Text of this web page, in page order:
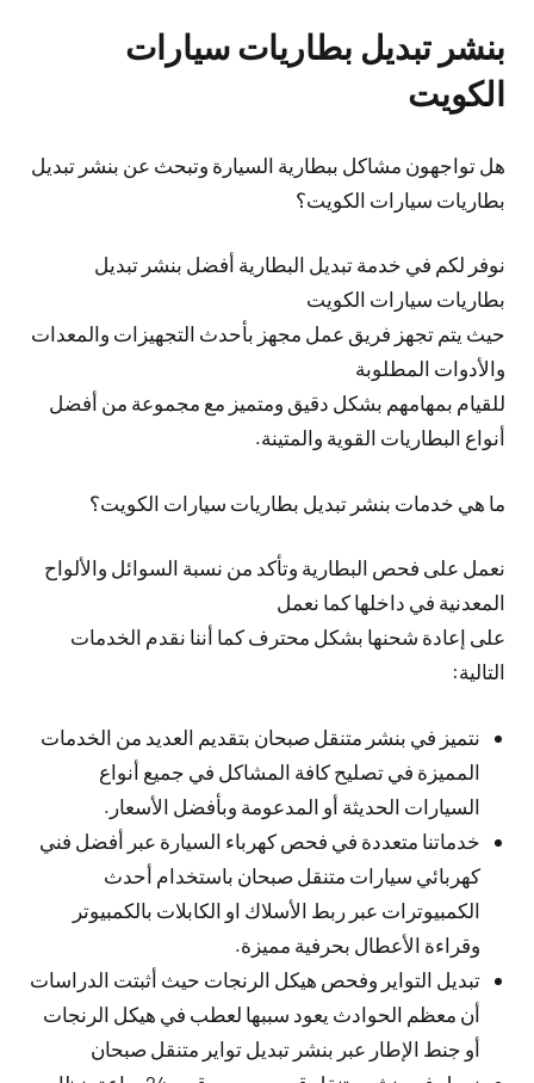
بنشر تبديل بطاريات سيارات
الكويت
هل تواجهون مشاكل ببطارية السيارة وتبحث عن بنشر تبديل
بطاريات سيارات الكويت؟
نوفر لكم في خدمة تبديل البطارية أفضل بنشر تبديل
بطاريات سيارات الكويت
حيث يتم تجهز فريق عمل مجهز بأحدث التجهيزات والمعدات
والأدوات المطلوبة
للقيام بمهامهم بشكل دقيق ومتميز مع مجموعة من أفضل
أنواع البطاريات القوية والمتينة.
ما هي خدمات بنشر تبديل بطاريات سيارات الكويت؟
نعمل على فحص البطارية وتأكد من نسبة السوائل والألواح
المعدنية في داخلها كما نعمل
على إعادة شحنها بشكل محترف كما أننا نقدم الخدمات
التالية:
نتميز في بنشر متنقل صبحان بتقديم العديد من الخدمات
المميزة في تصليح كافة المشاكل في جميع أنواع
السيارات الحديثة أو المدعومة وبأفضل الأسعار.
خدماتنا متعددة في فحص كهرباء السيارة عبر أفضل فني
كهربائي سيارات متنقل صبحان باستخدام أحدث
الكمبيوترات عبر ربط الأسلاك او الكابلات بالكمبيوتر
وقراءة الأعطال بحرفية مميزة.
تبديل التواير وفحص هيكل الرنجات حيث أثبتت الدراسات
أن معظم الحوادث يعود سببها لعطب في هيكل الرنجات
أو جنط الإطار عبر بنشر تبديل تواير متنقل صبحان